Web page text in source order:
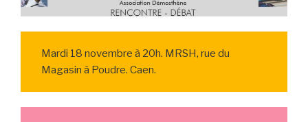
Mardi 18 novembre à 20h. MRSH, rue du
Magasin à Poudre. Caen.